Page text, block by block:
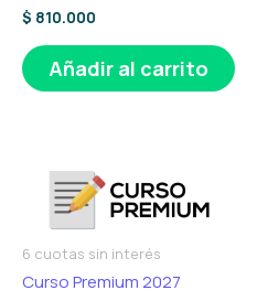
$ 810.000
Añadir al carrito
6 cuotas sin interés
Curso Premium 2027